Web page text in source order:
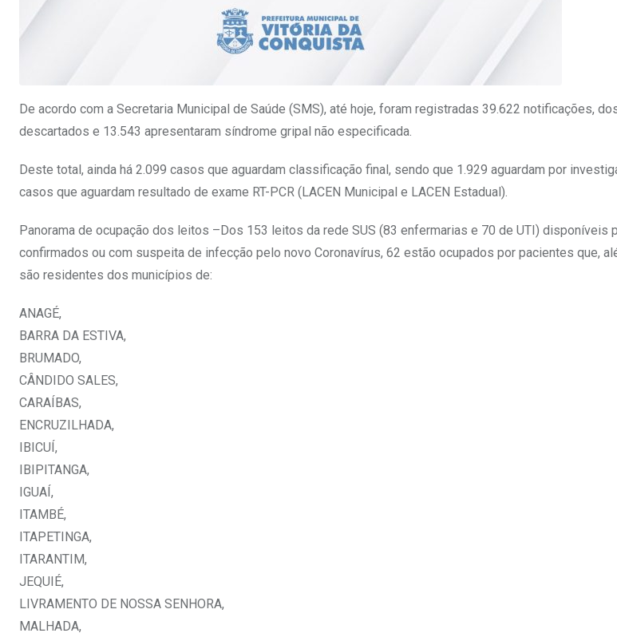
De acordo com a Secretaria Municipal de Saúde (SMS), até hoje, foram registradas 39.622 notificações,
descartados e 13.543 apresentaram síndrome gripal não especificada.
Deste total, ainda há 2.099 casos que aguardam classificação final, sendo que 1.929 aguardam por
casos que aguardam resultado de exame RT-PCR (LACEN Municipal e LACEN Estadual).
Panorama de ocupação dos leitos –Dos 153 leitos da rede SUS (83 enfermarias e 70 de UTI) disponíveis
confirmados ou com suspeita de infecção pelo novo Coronavírus, 62 estão ocupados por pacientes que,
são residentes dos municípios de:
ANAGÉ,
BARRA DA ESTIVA,
BRUMADO,
CÂNDIDO SALES,
CARAÍBAS,
ENCRUZILHADA,
IBICUÍ,
IBIPITANGA,
IGUAÍ,
ITAMBÉ,
ITAPETINGA,
ITARANTIM,
JEQUIÉ,
LIVRAMENTO DE NOSSA SENHORA,
MALHADA,